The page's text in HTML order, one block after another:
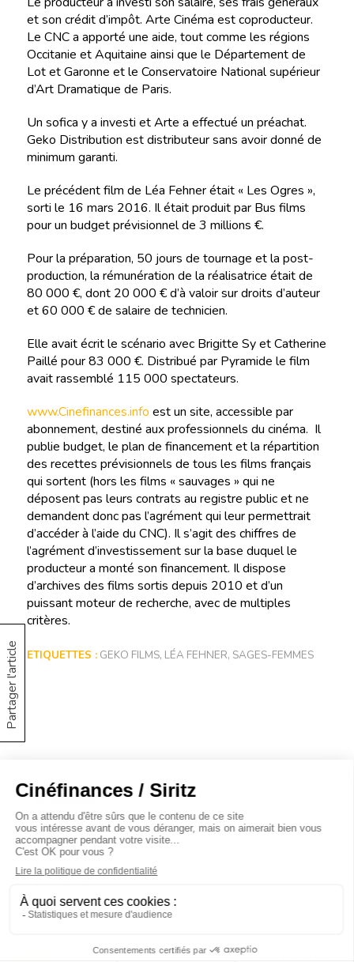
Partager l'article
et son crédit d’impôt. Arte Cinéma est coproducteur.
Le CNC a apporté une aide, tout comme les régions
Occitanie et Aquitaine ainsi que le Département de
Lot et Garonne et le Conservatoire National supérieur
d’Art Dramatique de Paris.
Un sofica y a investi et Arte a effectué un préachat.
Geko Distribution est distributeur sans avoir donné de
minimum garanti.
Le précédent film de Léa Fehner était « Les Ogres »,
sorti le 16 mars 2016. Il était produit par Bus films
pour un budget prévisionnel de 3 millions €.
Pour la préparation, 50 jours de tournage et la post-
production, la rémunération de la réalisatrice était de
80 000 €, dont 20 000 € d’à valoir sur droits d’auteur
et 60 000 € de salaire de technicien.
Elle avait écrit le scénario avec Brigitte Sy et Catherine
Paillé pour 83 000 €. Distribué par Pyramide le film
avait rassemblé 115 000 spectateurs.
www.Cinefinances.info est un site, accessible par
abonnement, destiné aux professionnels du cinéma. Il
publie budget, le plan de financement et la répartition
des recettes prévisionnels de tous les films français
qui sortent (hors les films « sauvages » qui ne
déposent pas leurs contrats au registre public et ne
demandent donc pas l’agrément qui leur permettrait
d’accéder à l’aide du CNC). Il s’agit des chiffres de
l’agrément d’investissement sur la base duquel le
producteur a monté son financement. Il dispose
d’archives des films sortis depuis 2010 et d’un
puissant moteur de recherche, avec de multiples
critères.
ETIQUETTES : GEKO FILMS, LÉA FEHNER, SAGES-FEMMES
À propos
Baromètres
Cinéscoop
Éditorial
Le Carrefour
Siritz © 2020 -